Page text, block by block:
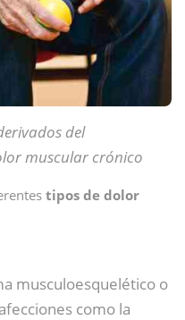
del
muscular crónico
tipos de dolor
musculoesquelético o
como la